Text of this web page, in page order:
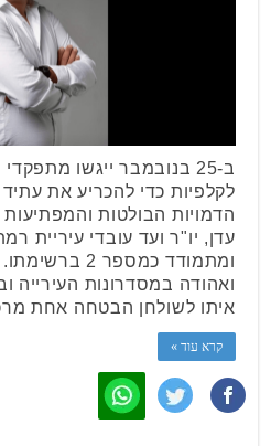
ב-25 בנובמבר ייגשו
לקלפיות כדי להכריע את
הדמויות הבולטות
עדן, יו"ר ועד עובדי עיריית
ומתמודד כמספר
ואהודה במסדרונות העירייה
איתו לשולחן הבטחה אחת
קרא עוד »